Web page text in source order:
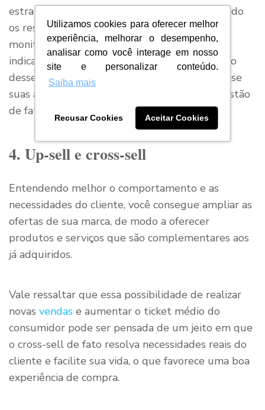
Utilizamos cookies para oferecer melhor
experiência, melhorar o desempenho,
analisar como você interage em nosso
site e personalizar conteúdo.
Saiba mais
Recusar Cookies Aceitar Cookies
estratégias de sucesso do cliente estão surtindo
os resultados esperados, é essencial realizar o
monitoramento constante das métricas e
indicadores do setor deatendimento. Por meio
desses recursos, é possível ter uma visão real se
suas ações estão atraindo mais clientes e se estão
de fato tendo bons resultados com as vendas.
4. Up-sell e cross-sell
Entendendo melhor o comportamento e as
necessidades do cliente, você consegue ampliar as
ofertas de sua marca, de modo a oferecer
produtos e serviços que são complementares aos
já adquiridos.
Vale ressaltar que essa possibilidade de realizar
novas vendas e aumentar o ticket médio do
consumidor pode ser pensada de um jeito em que
o cross-sell de fato resolva necessidades reais do
cliente e facilite sua vida, o que favorece uma boa
experiência de compra.